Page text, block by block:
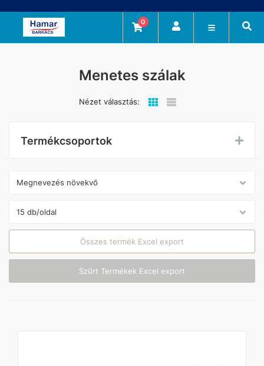
0
Menetes szálak
Nézet választás:
Termékcsoportok
Összes termék Excel export
Szűrt Termékek Excel export